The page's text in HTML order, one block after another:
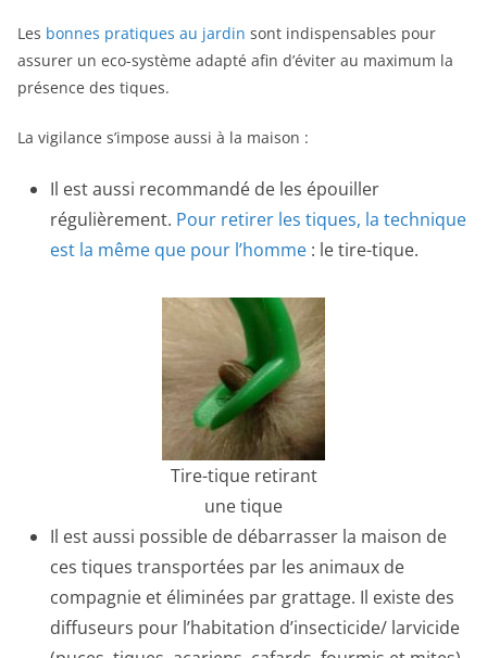
Les bonnes pratiques au jardin sont indispensables pour
assurer un eco-système adapté afin d’éviter au maximum la
présence des tiques.
La vigilance s’impose aussi à la maison :
Il est aussi recommandé de les épouiller
régulièrement. Pour retirer les tiques, la technique
est la même que pour l’homme : le tire-tique.
Tire-tique retirant
une tique
Il est aussi possible de débarrasser la maison de
ces tiques transportées par les animaux de
compagnie et éliminées par grattage. Il existe des
diffuseurs pour l’habitation d’insecticide/ larvicide